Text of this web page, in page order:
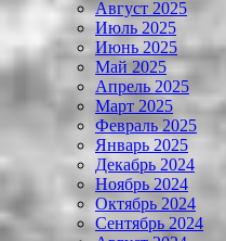
Август 2025
Июль 2025
Июнь 2025
Май 2025
Апрель 2025
Март 2025
Февраль 2025
Январь 2025
Декабрь 2024
Ноябрь 2024
Октябрь 2024
Сентябрь 2024